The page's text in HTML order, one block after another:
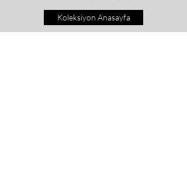
Koleksiyon Anasayfa